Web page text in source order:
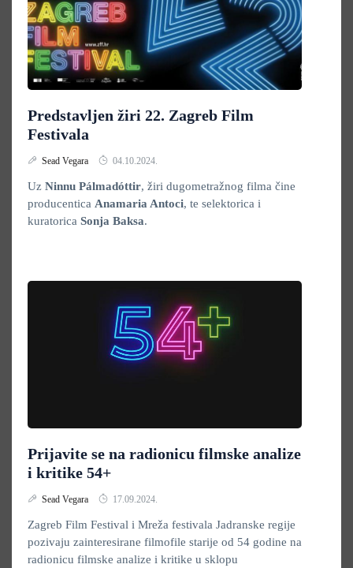
Predstavljen žiri 22. Zagreb Film
Festivala
Sead Vegara 04.10.2024.
Uz Ninnu Pálmadóttir, žiri dugometražnog filma čine
producentica Anamaria Antoci, te selektorica i
kuratorica Sonja Baksa.
Prijavite se na radionicu filmske analize
i kritike 54+
Sead Vegara 17.09.2024.
Zagreb Film Festival i Mreža festivala Jadranske regije
pozivaju zainteresirane filmofile starije od 54 godine na
radionicu filmske analize i kritike u sklopu